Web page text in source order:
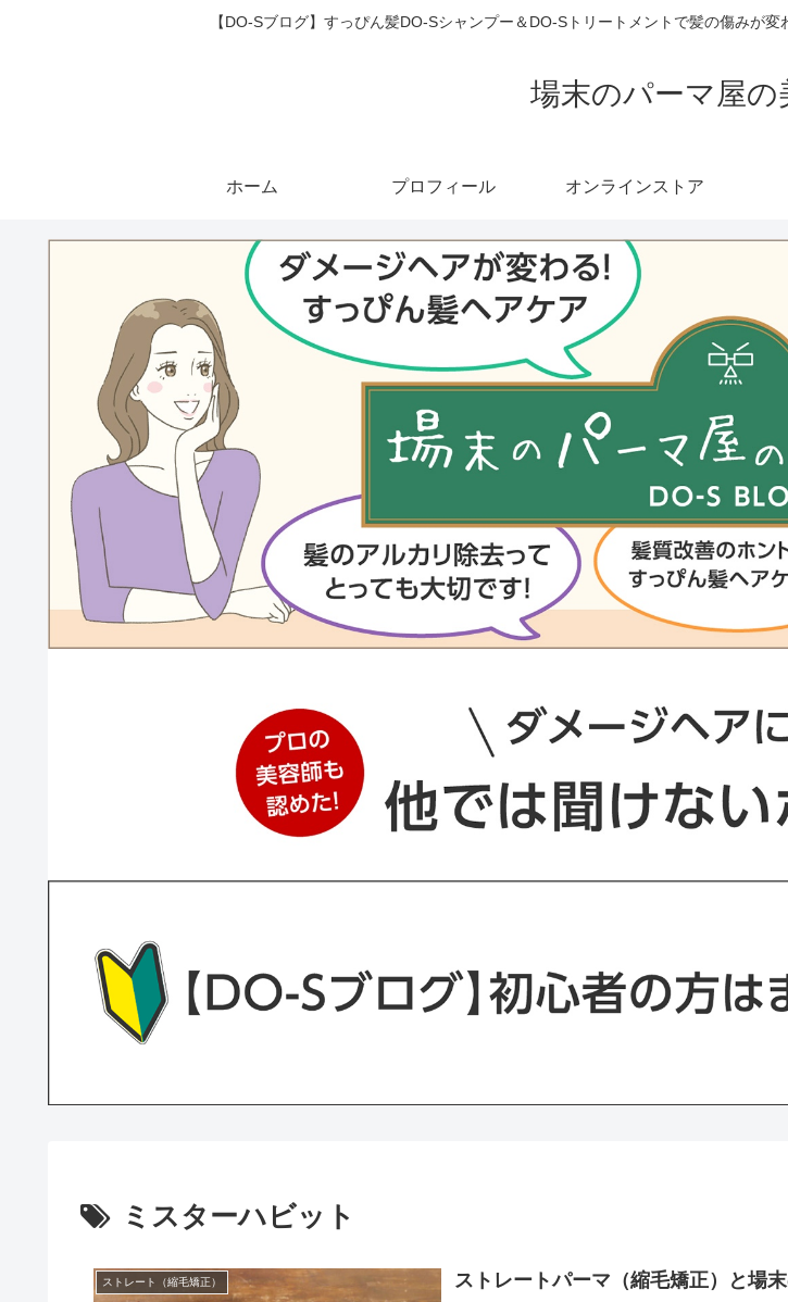
【DO-Sブログ】すっぴん髪DO-Sシャンプー＆DO-Sトリートメントで髪の傷みが
場末のパーマ屋の
ホーム プロフィール オンラインストア
ミスターハビット
ストレート（縮毛矯正） ストレートパーマ（縮毛矯正）と場